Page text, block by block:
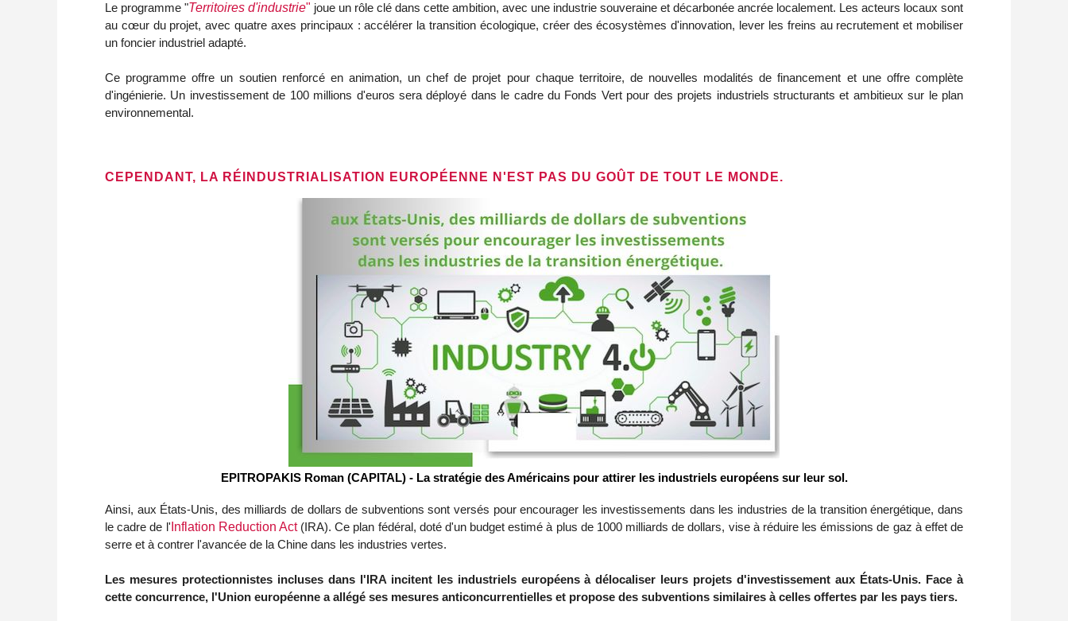
Le programme "Territoires d'industrie" joue un rôle clé dans cette ambition, avec une industrie souveraine et décarbonée ancrée localement. Les acteurs locaux sont
au cœur du projet, avec quatre axes principaux : accélérer la transition écologique, créer des écosystèmes d'innovation, lever les freins au recrutement et mobiliser
un foncier industriel adapté.
Ce programme offre un soutien renforcé en animation, un chef de projet pour chaque territoire, de nouvelles modalités de financement et une offre complète
d'ingénierie. Un investissement de 100 millions d'euros sera déployé dans le cadre du Fonds Vert pour des projets industriels structurants et ambitieux sur le plan
environnemental.
CEPENDANT, LA RÉINDUSTRIALISATION EUROPÉENNE N'EST PAS DU GOÛT DE TOUT LE MONDE.
EPITROPAKIS Roman (CAPITAL) - La stratégie des Américains pour attirer les industriels européens sur leur sol.
Ainsi, aux États-Unis, des milliards de dollars de subventions sont versés pour encourager les investissements dans les industries de la transition énergétique, dans
le cadre de l' Inflation Reduction Act(IRA). Ce plan fédéral, doté d'un budget estimé à plus de 1000 milliards de dollars, vise à réduire les émissions de gaz à effet de
serre et à contrer l'avancée de la Chine dans les industries vertes.
Les mesures protectionnistes incluses dans l'IRA incitent les industriels européens à délocaliser leurs projets d'investissement aux États-Unis. Face à
cette concurrence, l'Union européenne a allégé ses mesures anticoncurrentielles et propose des subventions similaires à celles offertes par les pays tiers.